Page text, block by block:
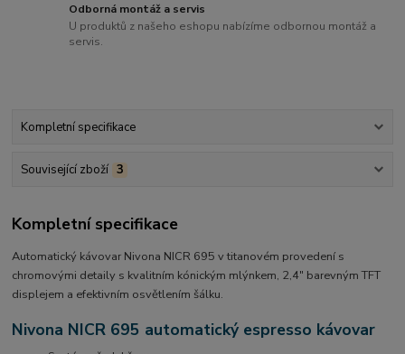
Odborná montáž a servis
U produktů z našeho eshopu nabízíme odbornou montáž a
servis.
Kompletní specifikace
Související zboží 3
Kompletní specifikace
Automatický kávovar Nivona NICR 695 v titanovém provedení s
chromovými detaily s kvalitním kónickým mlýnkem, 2,4" barevným TFT
displejem a efektivním osvětlením šálku.
Nivona NICR 695 automatický espresso kávovar